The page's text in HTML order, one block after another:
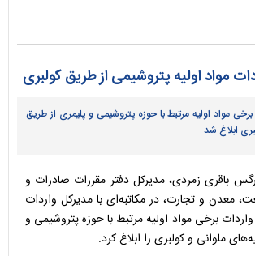
مواد اولیه پتروشیمی از طریق کولبری
مواد اولیه مرتبط با حوزه پتروشیمی و پلیمری از طریق
ابلاغ شد
باقری زمردی، مدیرکل دفتر مقررات صادرات و
معدن و تجارت، در مکاتبه‌ای با مدیرکل واردات
برخی مواد اولیه مرتبط با حوزه پتروشیمی و
ملوانی و کولبری را ابلاغ کرد.